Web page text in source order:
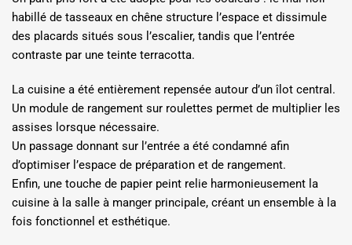
habillé de tasseaux en chêne structure l’espace et dissimule
des placards situés sous l’escalier, tandis que l’entrée
contraste par une teinte terracotta.
La cuisine a été entièrement repensée autour d’un îlot central.
Un module de rangement sur roulettes permet de multiplier les
assises lorsque nécessaire.
Un passage donnant sur l’entrée a été condamné afin
d’optimiser l’espace de préparation et de rangement.
Enfin, une touche de papier peint relie harmonieusement la
cuisine à la salle à manger principale, créant un ensemble à la
fois fonctionnel et esthétique.